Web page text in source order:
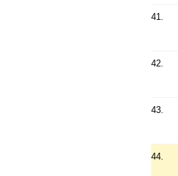
41.
42.
43.
44.